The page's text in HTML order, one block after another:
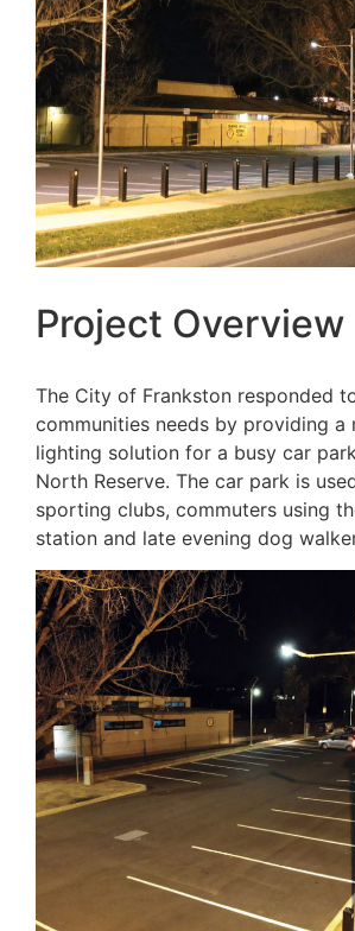
Project Overview
The City of Frankston responded
communities needs by providing a
lighting solution for a busy car
North Reserve. The car park is
sporting clubs, commuters using
station and late evening dog